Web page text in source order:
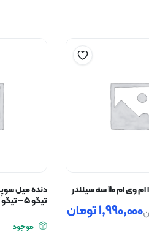
سه سیلندر
1,990,000تومان
تیگو ۵ – تیگو ۷
موجود